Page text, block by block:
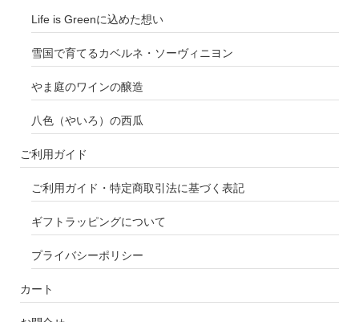
Life is Greenに込めた想い
雪国で育てるカベルネ・ソーヴィニヨン
やま庭のワインの醸造
八色（やいろ）の西瓜
ご利用ガイド
ご利用ガイド・特定商取引法に基づく表記
ギフトラッピングについて
プライバシーポリシー
カート